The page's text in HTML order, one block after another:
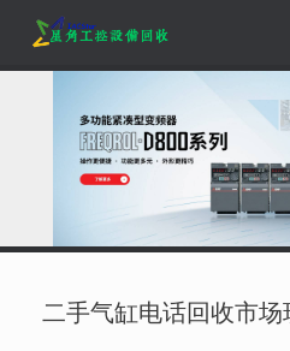
content
二手气缸电话回收市